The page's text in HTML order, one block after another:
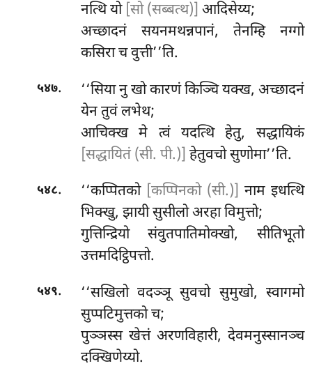
नत्थि यो [सो (सब्बत्थ)] आदिसेय्य;
अच्छादनं सयनमथन्नपानं, तेनम्हि नग्गो
कसिरा च वुत्ती’’ति.
५४७.
‘‘सिया नु खो कारणं किञ्चि यक्ख, अच्छादनं
येन तुवं लभेथ;
आचिक्ख मे त्वं यदत्थि हेतु, सद्धायिकं
[सद्धायितं (सी. पी.)] हेतुवचो सुणोमा’’ति.
५४८. ‘‘कप्पितको [कप्पिनको (सी.)] नाम इधत्थि
भिक्खु, झायी सुसीलो अरहा विमुत्तो;
गुत्तिन्द्रियो संवुतपातिमोक्खो, सीतिभूतो
उत्तमदिट्ठिपत्तो.
५४९.
‘‘सखिलो वदञ्ञू सुवचो सुमुखो, स्वागमो
सुप्पटिमुत्तको च;
पुञ्ञस्स खेत्तं अरणविहारी, देवमनुस्सानञ्च
दक्खिणेय्यो.